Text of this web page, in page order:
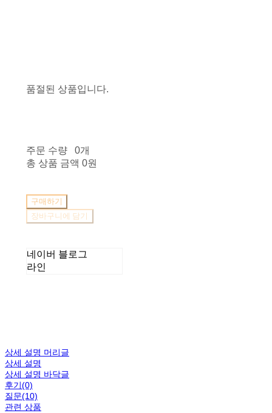
품절된 상품입니다.
주문 수량
0개
총 상품 금액 0원
구매하기
장바구니에 담기
네이버 블로그
라인
상세 설명 머리글
상세 설명
상세 설명 바닥글
후기(0)
질문(10)
관련 상품